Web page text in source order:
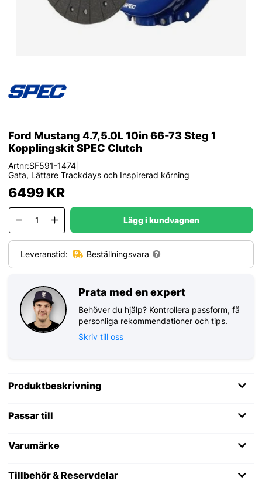
Ford Mustang 4.7,5.0L 10in 66-73 Steg 1
Kopplingskit SPEC Clutch
Artnr:SF591-1474|
Gata, Lättare Trackdays och Inspirerad körning
6499KR
Lägg i kundvagnen
Leveranstid: Beställningsvara
Prata med en expert
Behöver du hjälp? Kontrollera passform, få
personliga rekommendationer och tips.
Skriv till oss
Produktbeskrivning
Passar till
Varumärke
Tillbehör & Reservdelar